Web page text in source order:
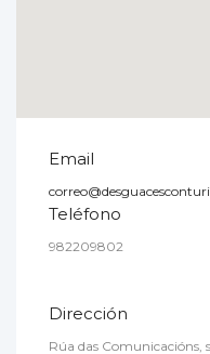
Email
Teléfono
982209802
Dirección
Rúa das